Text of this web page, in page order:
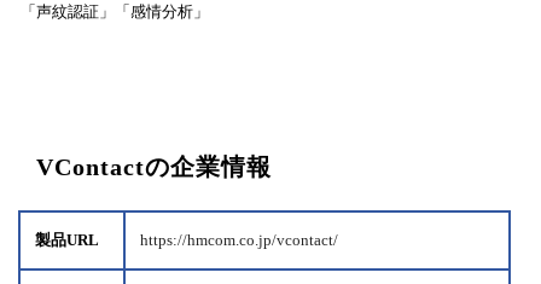
「声紋認証」「感情分析」
VContactの企業情報
製品URL https://hmcom.co.jp/vcontact/